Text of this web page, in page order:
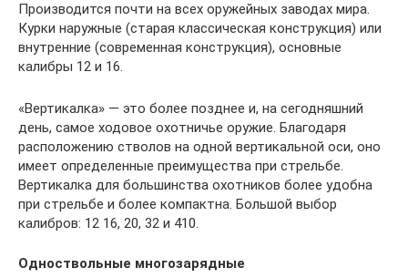
Производится почти на всех оружейных заводах мира.
Курки наружные (старая классическая конструкция) или
внутренние (современная конструкция), основные
калибры 12 и 16.
«Вертикалка» — это более позднее и, на сегодняшний
день, самое ходовое охотничье оружие. Благодаря
расположению стволов на одной вертикальной оси, оно
имеет определенные преимущества при стрельбе.
Вертикалка для большинства охотников более удобна
при стрельбе и более компактна. Большой выбор
калибров: 12 16, 20, 32 и 410.
Одноствольные многозарядные